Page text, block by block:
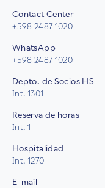
Contact Center
+598 2487 1020
WhatsApp
+598 2487 1020
Depto. de Socios HS
Int. 1301
Reserva de horas
Int. 1
Hospitalidad
Int. 1270
E-mail